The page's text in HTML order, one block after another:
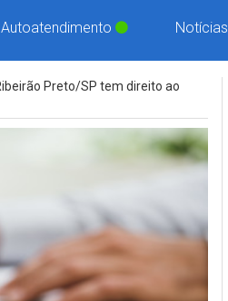
Autoatendimento Notícias
Preto/SP tem direito ao